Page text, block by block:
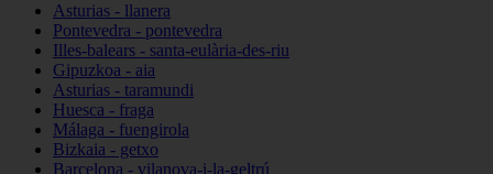
Asturias - llanera
Pontevedra - pontevedra
Illes-balears - santa-eulària-des-riu
Gipuzkoa - aia
Asturias - taramundi
Huesca - fraga
Málaga - fuengirola
Bizkaia - getxo
Barcelona - vilanova-i-la-geltrú